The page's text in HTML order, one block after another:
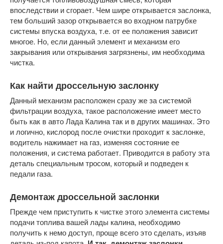
впоследствии и сгорает. Чем шире открывается заслонка,
тем больший зазор открывается во входном патрубке
системы впуска воздуха, т.е. от ее положения зависит
многое. Но, если данный элемент и механизм его
закрывания или открывания загрязнены, им необходима
чистка.
Как найти дроссельную заслонку
Данный механизм расположен сразу же за системой
фильтрации воздуха, такое расположение имеет место
быть как в авто Лада Калина так и в других машинах. Это
и логично, кислород после очистки проходит к заслонке,
водитель нажимает на газ, изменяя состояние ее
положения, и система работает. Приводится в работу эта
деталь специальным тросом, который и подведен к
педали газа.
Демонтаж дроссельной заслонки
Прежде чем приступить к чистке этого элемента системы
подачи топлива вашей лады калина, необходимо
получить к немо доступ, проще всего это сделать, изъяв